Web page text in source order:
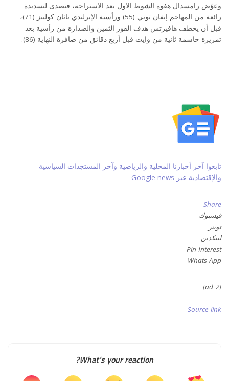
وعوّض رامسدال هفوة الشوط الاول بعد الاستراحة، فتصدى لتسديدة
رائعة من المهاجم إيفان توني (55) ورأسية الإيرلندي ناثان كولينز (71)،
قبل أن يخطف هافيرتس هدف الفوز الثمين والصدارة من رأسية بعد
تمريرة حاسمة ثانية من وايت قبل أربع دقائق من صافرة النهاية (86).
تابعوا آخر أخبارنا المحلية والرياضية وآخر المستجدات السياسية
والإقتصادية عبر Google news
Share
فيسبوك
تويتر
لينكدين
Pin Interest
Whats App
[ad_2]
Source link
What’s your reaction?